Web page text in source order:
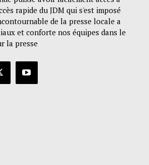
rapide du JDM qui s'est imposé
de la presse locale a
et conforte nos équipes dans le
la presse